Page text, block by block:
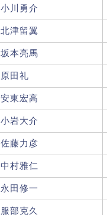
小川勇介
北津留翼
坂本亮馬
原田礼
安東宏高
小岩大介
佐藤力彦
中村雅仁
永田修一
服部克久